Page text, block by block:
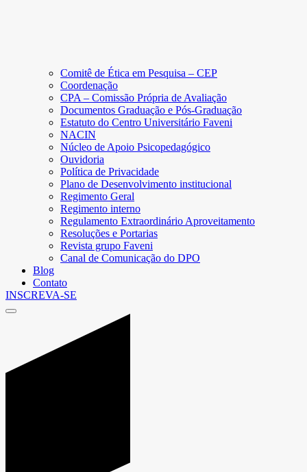
Comitê de Ética em Pesquisa – CEP
Coordenação
CPA – Comissão Própria de Avaliação
Documentos Graduação e Pós-Graduação
Estatuto do Centro Universitário Faveni
NACIN
Núcleo de Apoio Psicopedagógico
Ouvidoria
Política de Privacidade
Plano de Desenvolvimento institucional
Regimento Geral
Regimento interno
Regulamento Extraordinário Aproveitamento
Resoluções e Portarias
Revista grupo Faveni
Canal de Comunicação do DPO
Blog
Contato
INSCREVA-SE